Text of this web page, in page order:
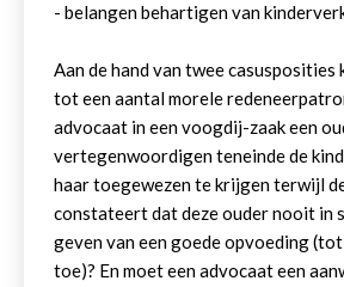
- belangen behartigen van
Aan de hand van twee
tot een aantal morele
advocaat in een voogdij-zaak een
vertegenwoordigen teneinde de
haar toegewezen te krijgen terwijl
constateert dat deze ouder nooit in
geven van een goede opvoeding (tot
toe)? En moet een advocaat een